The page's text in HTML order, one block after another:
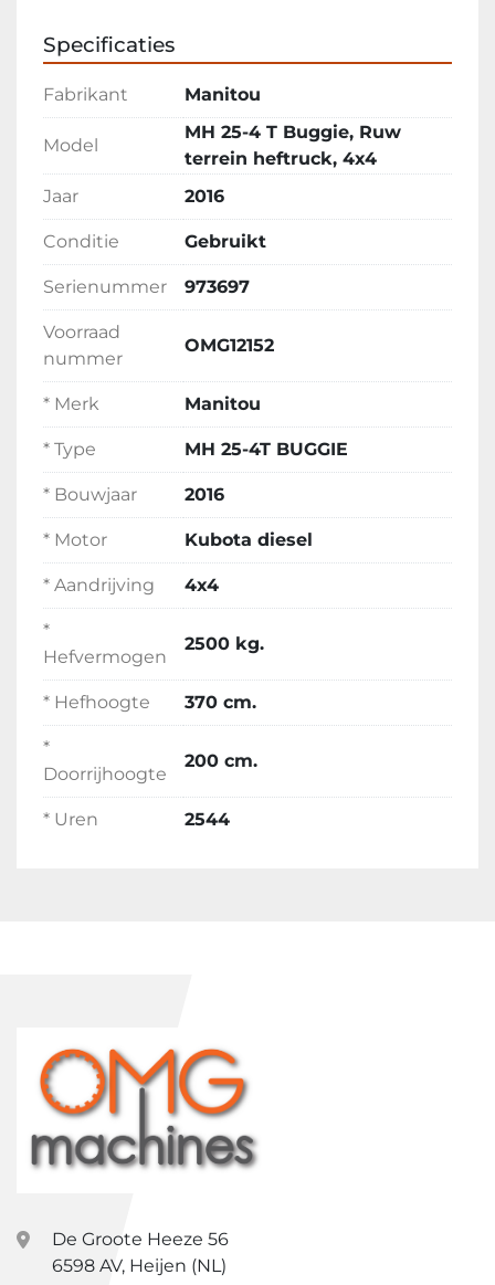
Specificaties
Fabrikant Manitou
Model
MH 25-4 T Buggie, Ruw
terrein heftruck, 4x4
Jaar
2016
Conditie Gebruikt
Serienummer 973697
Voorraad
nummer
OMG12152
* Merk Manitou
* Type MH 25-4T BUGGIE
* Bouwjaar 2016
* Motor Kubota diesel
* Aandrijving 4x4
*
Hefvermogen
2500 kg.
* Hefhoogte 370 cm.
*
Doorrijhoogte
200 cm.
* Uren 2544
De Groote Heeze 56
6598 AV, Heijen (NL)